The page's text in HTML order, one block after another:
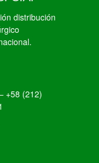
distribución
+58 (212)